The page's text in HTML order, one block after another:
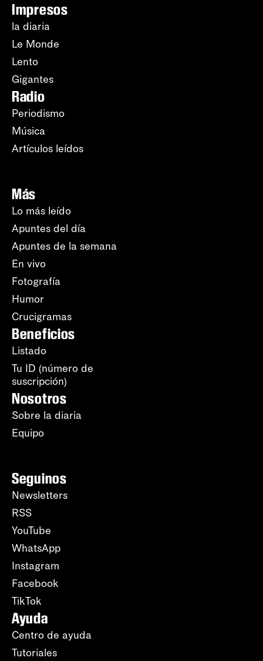
Impresos
la diaria
Le Monde
Lento
Gigantes
Radio
Periodismo
Música
Artículos leídos
Más
Lo más leído
Apuntes del día
Apuntes de la semana
En vivo
Fotografía
Humor
Crucigramas
Beneficios
Listado
Tu ID (número de
suscripción)
Nosotros
Sobre la diaria
Equipo
Seguinos
Newsletters
RSS
YouTube
WhatsApp
Instagram
Facebook
TikTok
Ayuda
Centro de ayuda
Tutoriales